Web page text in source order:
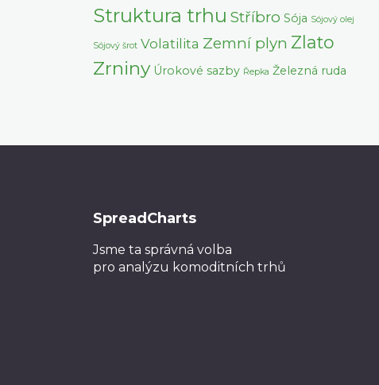
Struktura trhu Stříbro Sója Sójový olej
Sójový šrot Volatilita Zemní plyn Zlato
Zrniny Úrokové sazby Řepka Železná ruda
SpreadCharts
Jsme ta správná volba
pro analýzu komoditních trhů